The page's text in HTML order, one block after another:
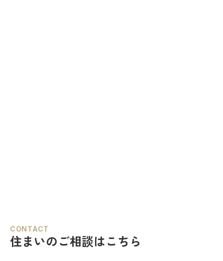
CONTACT
住まいのご相談はこちら